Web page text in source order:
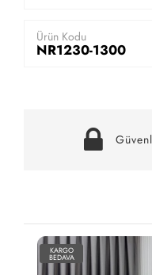
Ürün Kodu
NR1230-1300
KARGO
BEDAVA